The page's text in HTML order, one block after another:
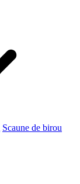
Scaune de birou